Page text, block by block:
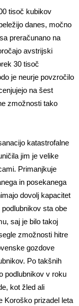
tisoč kubikov
danes, močno
preračunano na
avstrijski
30 tisoč
je neurje povzročilo
na šest
zmožnosti tako
katastrofalne
jim je velike
Primanjkuje
in posekanega
dovolj kapacitet
sta obe
saj je bilo takoj
zmožnosti hitre
gozdove
Po takšnih
podlubnikov v roku
kot žled ali
Koroško prizadel leta